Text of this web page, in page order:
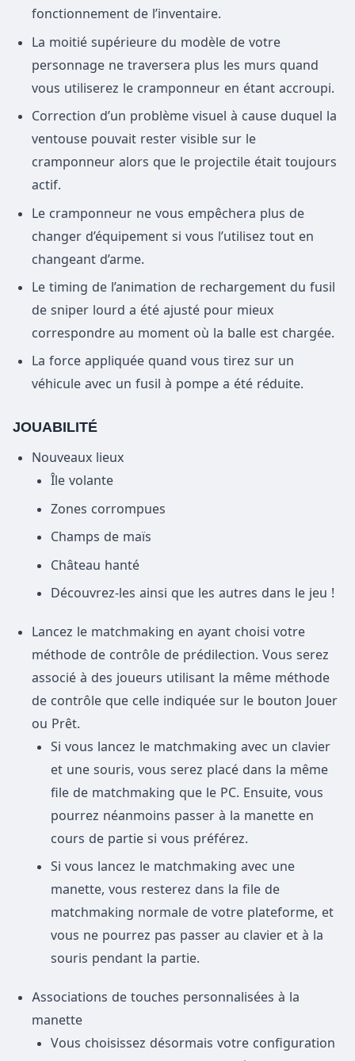
fonctionnement de l’inventaire.
La moitié supérieure du modèle de votre
personnage ne traversera plus les murs quand
vous utiliserez le cramponneur en étant accroupi.
Correction d’un problème visuel à cause duquel la
ventouse pouvait rester visible sur le
cramponneur alors que le projectile était toujours
actif.
Le cramponneur ne vous empêchera plus de
changer d’équipement si vous l’utilisez tout en
changeant d’arme.
Le timing de l’animation de rechargement du fusil
de sniper lourd a été ajusté pour mieux
correspondre au moment où la balle est chargée.
La force appliquée quand vous tirez sur un
véhicule avec un fusil à pompe a été réduite.
JOUABILITÉ
Nouveaux lieux
Île volante
Zones corrompues
Champs de maïs
Château hanté
Découvrez-les ainsi que les autres dans le jeu !
Lancez le matchmaking en ayant choisi votre
méthode de contrôle de prédilection. Vous serez
associé à des joueurs utilisant la même méthode
de contrôle que celle indiquée sur le bouton Jouer
ou Prêt.
Si vous lancez le matchmaking avec un clavier
et une souris, vous serez placé dans la même
file de matchmaking que le PC. Ensuite, vous
pourrez néanmoins passer à la manette en
cours de partie si vous préférez.
Si vous lancez le matchmaking avec une
manette, vous resterez dans la file de
matchmaking normale de votre plateforme, et
vous ne pourrez pas passer au clavier et à la
souris pendant la partie.
Associations de touches personnalisées à la
manette
Vous choisissez désormais votre configuration